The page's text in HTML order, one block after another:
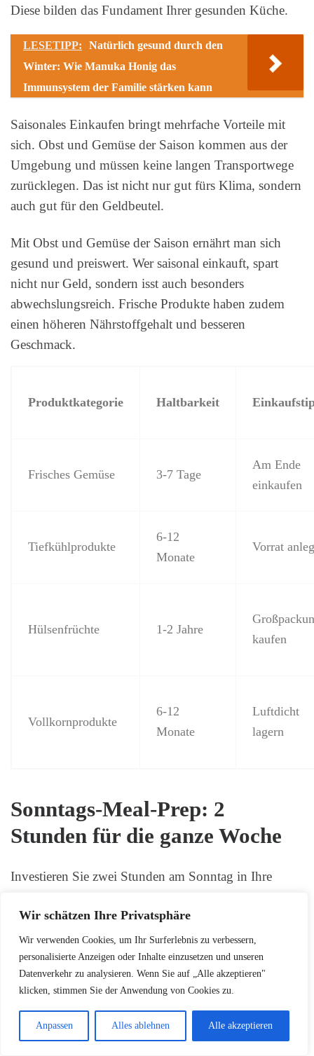
Wir schätzen Ihre Privatsphäre
Wir verwenden Cookies, um Ihr Surferlebnis zu verbessern,
personalisierte Anzeigen oder Inhalte einzusetzen und unseren
Datenverkehr zu analysieren. Wenn Sie auf „Alle akzeptieren"
klicken, stimmen Sie der Anwendung von Cookies zu.
Anpassen Alles ablehnen Alle akzeptieren
Diese bilden das Fundament Ihrer gesunden Küche.
LESETIPP:
Natürlich gesund durch den
Winter: Wie Manuka Honig das
Immunsystem der Familie stärken kann
Saisonales Einkaufen bringt mehrfache Vorteile mit
sich. Obst und Gemüse der Saison kommen aus der
Umgebung und müssen keine langen Transportwege
zurücklegen. Das ist nicht nur gut fürs Klima, sondern
auch gut für den Geldbeutel.
Mit Obst und Gemüse der Saison ernährt man sich
gesund und preiswert. Wer saisonal einkauft, spart
nicht nur Geld, sondern isst auch besonders
abwechslungsreich. Frische Produkte haben zudem
einen höheren Nährstoffgehalt und besseren
Geschmack.
Produktkategorie Haltbarkeit
Frisches Gemüse 3-7 Tage
Am Ende
einkaufen
Tiefkühlprodukte
6-12
Monate
Vorrat
Hülsenfrüchte 1-2 Jahre
kaufen
Vollkornprodukte
6-12
Monate
Luftdicht
lagern
Sonntags-Meal-Prep: 2
Stunden für die ganze Woche
Investieren Sie zwei Stunden am Sonntag in Ihre
der Woche mehrfach aus. Beginnen Sie mit dem
Waschen und Schneiden von Gemüse für die ersten
drei Tage.
Kochen Sie Grundzutaten in größeren Mengen vor.
Quinoa, brauner Reis oder Süßkartoffeln lassen sich
problemlos portionieren und einfrieren. Bereiten Sie